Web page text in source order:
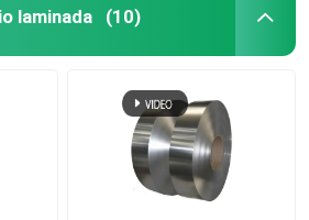
laminada (10)